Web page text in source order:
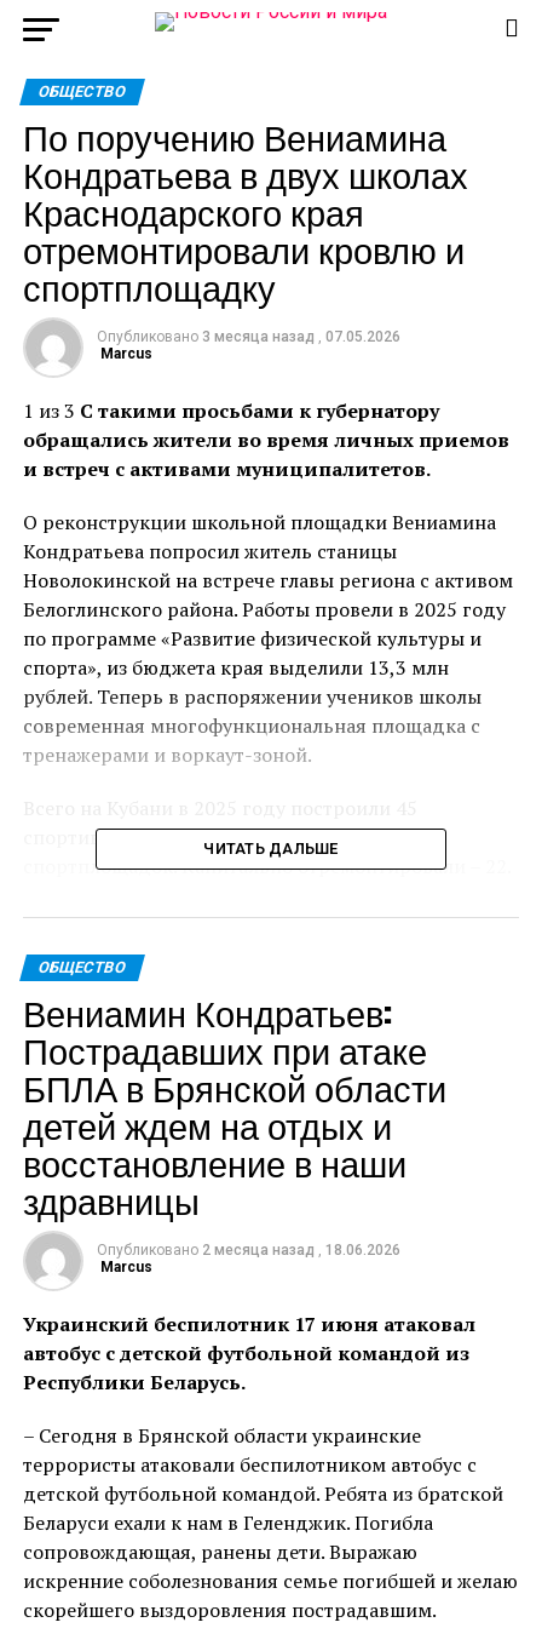
ОБЩЕСТВО
По поручению Вениамина
Кондратьева в двух школах
Краснодарского края
отремонтировали кровлю и
спортплощадку
Опубликовано 3 месяца назад , 07.05.2026
Marcus
1 из 3 С такими просьбами к губернатору
обращались жители во время личных приемов
и встреч с активами муниципалитетов.
О реконструкции школьной площадки Вениамина
Кондратьева попросил житель станицы
Новолокинской на встрече главы региона с активом
Белоглинского района. Работы провели в 2025 году
по программе «Развитие физической культуры и
спорта», из бюджета края выделили 13,3 млн
рублей. Теперь в распоряжении учеников школы
современная многофункциональная площадка с
тренажерами и воркаут-зоной.
спортивных объектов, в том числе 18
спортплощадок. Капитально отремонтировали – 22.
О необходимости ремонта кровли в школе №13 в
поселке Щербиновском Вениамину Кондратьеву на
личном приеме рассказала мама двух учеников
образовательного учреждения. По поручению
губернатора работы провели в 2025 году. В здании
капитально отремонтировали крышу, на эти цели
направили 18,2 млн рублей, в том числе 16 млн
рублей из краевого бюджета по программе
«Развитие образования».
Всего в Краснодарском крае в 2025 году
отремонтировали здания 685 образовательных
учреждений. В некоторых заменили крыши, привели
в порядок фасады, в других – обновили классы,
актовые и спортивные залы, пищеблоки,
благоустроили территорию.
Источник:admkrai.krasnodar.ru
ПОХОЖЕЕ
ДАЛЬШЕ
Более 13 тысяч кубанских студентов прошли
обучение в Кадровой школе «ПРОдвижение» за пять
ЧИТАТЬ ДАЛЬШЕ
ОБЩЕСТВО
Вениамин Кондратьев:
Пострадавших при атаке
БПЛА в Брянской области
детей ждем на отдых и
восстановление в наши
здравницы
Опубликовано 2 месяца назад , 18.06.2026
Marcus
Украинский беспилотник 17 июня атаковал
автобус с детской футбольной командой из
Республики Беларусь.
– Сегодня в Брянской области украинские
террористы атаковали беспилотником автобус с
детской футбольной командой. Ребята из братской
Беларуси ехали к нам в Геленджик. Погибла
сопровождающая, ранены дети. Выражаю
искренние соболезнования семье погибшей и желаю
скорейшего выздоровления пострадавшим.